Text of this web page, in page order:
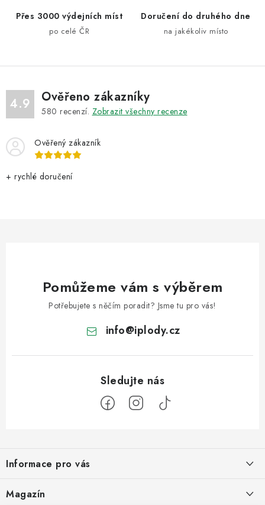
y
ý
s
u
Přes 3000 výdejních míst
po celé ČR
Doručení do druhého dne
na jakékoliv místo
4.9 Ověřeno zákazníky
580 recenzí. Zobrazit všechny recenze
Ověřený zákazník
+ rychlé doručení
Pomůžeme vám s výběrem
Potřebujete s něčím poradit? Jsme tu pro vás!
info@iplody.cz
p
a
Informace pro vás
Doprava a platba
Magazín